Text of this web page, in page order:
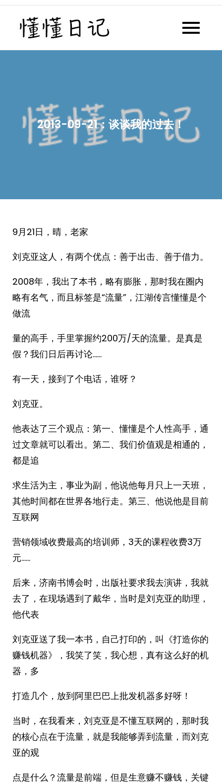
Skip
content
懂懂日记网每天同步更新懂懂学
2013-09-21：谈谈我的过去！
9月21日，晴，老家
刘克亚这人，有两个优点：善于出击、善于借力。
2008年，我出了本书，略有膨胀，那时我在圈内
略有名气，而且标签是“流量”，江湖传言懂懂是个
做流
量的高手，手里掌握约200万/天的流量。是真是
假？我们日后再讨论……
有一天，接到了个电话，谁呀？
刘克亚。
他表达了三个观点：第一、懂懂是个人性高手，通
过文章就可以看出。第二、我们价值观是相通的，
都是追
求生活为主，事业为副，他说他每月只上一天班，
其他时间都在世界各地行走。第三、他说他是目前
互联网
营销领域收费最高的培训师，3天的课程收费3万
元……
后来，济南书博会时，出版社要求我去演讲，我就
去了，在现场遇到了戴华，当时是刘克亚的助理，
他代表
刘克亚送了我一本书，自己打印的，叫《打造你的
赚钱机器》，我笑了笑，我心想，真有这么好的机
器，多
打造几个，放到阿里巴巴上批发机器多好呀！
当时，在我看来，刘克亚是不懂互联网的，那时我
的核心点在于流量，就是我能够弄到流量，而刘克
亚的观
点是什么？流量是前端，但是生意赚不赚钱，关键